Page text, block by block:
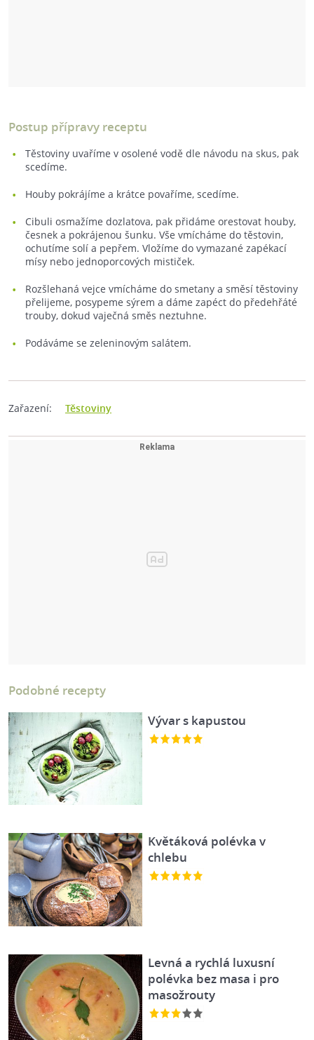
Postup přípravy receptu
Těstoviny uvaříme v osolené vodě dle návodu na skus, pak
scedíme.
Houby pokrájíme a krátce povaříme, scedíme.
Cibuli osmažíme dozlatova, pak přidáme orestovat houby,
česnek a pokrájenou šunku. Vše vmícháme do těstovin,
ochutíme solí a pepřem. Vložíme do vymazané zapékací
mísy nebo jednoporcových mističek.
Rozšlehaná vejce vmícháme do smetany a směsí těstoviny
přelijeme, posypeme sýrem a dáme zapéct do předehřáté
trouby, dokud vaječná směs neztuhne.
Podáváme se zeleninovým salátem.
Zařazení: Těstoviny
Podobné recepty
Vývar s kapustou
Květáková polévka v
chlebu
Levná a rychlá luxusní
polévka bez masa i pro
masožrouty